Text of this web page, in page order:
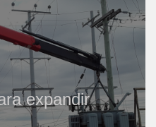
expandir